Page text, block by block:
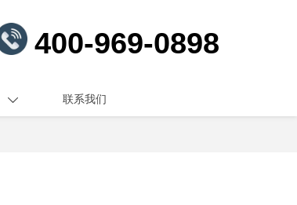
400-969-0898
 联系我们